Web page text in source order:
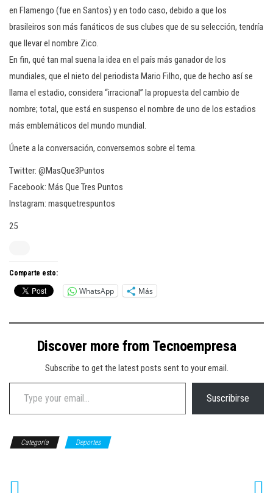
en Flamengo (fue en Santos) y en todo caso, debido a que los
brasileiros son más fanáticos de sus clubes que de su selección, tendría
que llevar el nombre Zico.
En fin, qué tan mal suena la idea en el país más ganador de los
mundiales, que el nieto del periodista Mario Filho, que de hecho así se
llama el estadio, considera “irracional” la propuesta del cambio de
nombre; total, que está en suspenso el nombre de uno de los estadios
más emblemáticos del mundo mundial.
Únete a la conversación, conversemos sobre el tema.
Twitter: @MasQue3Puntos
Facebook: Más Que Tres Puntos
Instagram: masquetrespuntos
25
Comparte esto:
WhatsApp Más
Discover more from Tecnoempresa
Subscribe to get the latest posts sent to your email.
Type your email…
Suscribirse
Categoría Deportes